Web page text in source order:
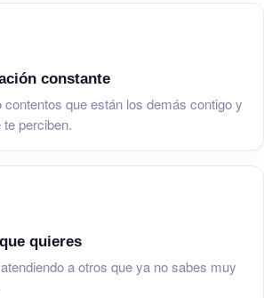
constante
contentos que están los demás contigo y
perciben.
quieres
a otros que ya no sabes muy